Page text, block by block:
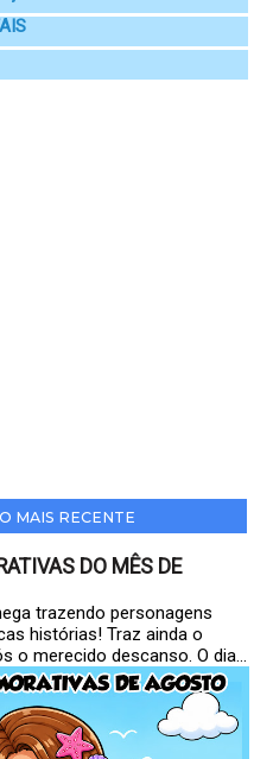
MAIS RECENTE
DO MÊS DE
trazendo personagens
histórias! Traz ainda o
o merecido descanso. O dia...